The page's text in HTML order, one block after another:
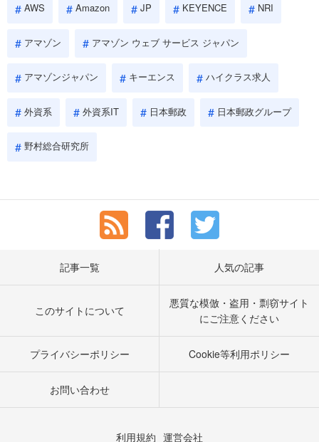
AWS Amazon JP KEYENCE NRI
アマゾン アマゾン ウェブ サービス ジャパン
アマゾンジャパン キーエンス ハイクラス求人
外資系 外資系IT 日本郵政 日本郵政グループ
野村総合研究所
記事一覧 人気の記事
このサイトについて
悪質な模倣・盗用・剽窃サイト
にご注意ください
プライバシーポリシー Cookie等利用ポリシー
お問い合わせ
利用規約 運営会社